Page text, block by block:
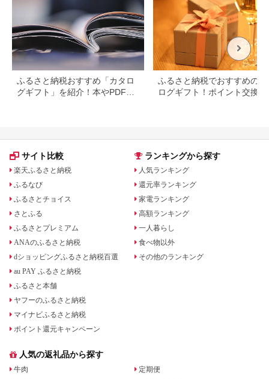
ふるさと納税おすすめ「カタロ
グギフト」を紹介！本やPDFカ
ふるさと納税でおすすめのカ
ログギフト！ポイント交換で
サイト比較
楽天ふるさと納税
ふるなび
ふるさとチョイス
さとふる
ふるさとプレミアム
ANAのふるさと納税
dショッピングふるさと納税百選
au PAY ふるさと納税
ふるさと本舗
ヤフーのふるさと納税
マイナビふるさと納税
ポイント還元キャンペーン
ランキングから探す
人気ランキング
還元率ランキング
家電ランキング
高額ランキング
一人暮らし
食べ物以外
その他のランキング
人気の返礼品から探す
牛肉
定期便